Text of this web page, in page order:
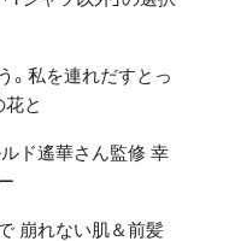
。私を連れだすとっ
と
ド遙華さん監修 幸
崩れない肌＆前髪